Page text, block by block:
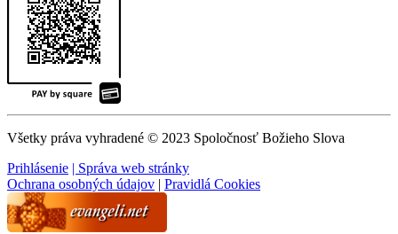
Všetky práva vyhradené © 2023 Spoločnosť Božieho Slova
Prihlásenie | Správa web stránky
Ochrana osobných údajov | Pravidlá Cookies